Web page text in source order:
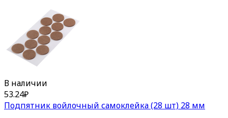
В наличии
53.24₽
Подпятник войлочный самоклейка (28 шт) 28 мм